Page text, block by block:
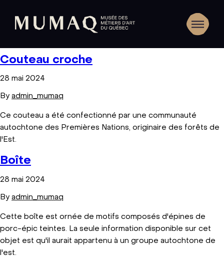
Couteau croche
28 mai 2024
By admin_mumaq
Ce couteau a été confectionné par une communauté
autochtone des Premières Nations, originaire des forêts de
l'Est.
Boîte
28 mai 2024
By admin_mumaq
Cette boîte est ornée de motifs composés d'épines de
porc-épic teintes. La seule information disponible sur cet
objet est qu'il aurait appartenu à un groupe autochtone de
l'est.